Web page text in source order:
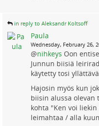
in reply to Aleksandr Koltsoff
Paula
Wednesday, February 26,
@nihkeys Oon
Junnun biisiä
käytetty tosi
Hajosin myös kun
biisin alussa olevan
kohta "Ken voi
leimahtaa / alla